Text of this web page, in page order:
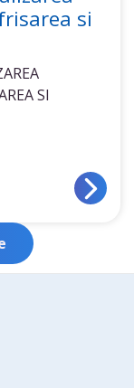
si
SI